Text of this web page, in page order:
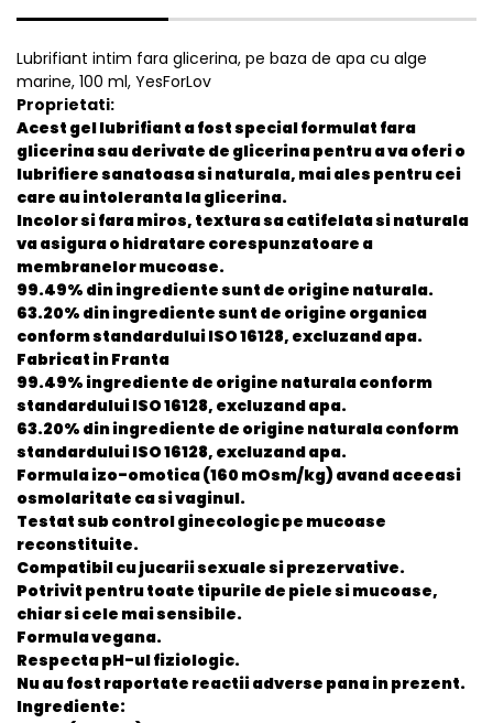
Lubrifiant intim fara glicerina, pe baza de apa cu alge
marine, 100 ml, YesForLov
Proprietati:
Acest gel lubrifiant a fost special formulat fara
glicerina sau derivate de glicerina pentru a va oferi o
lubrifiere sanatoasa si naturala, mai ales pentru cei
care au intoleranta la glicerina.
Incolor si fara miros, textura sa catifelata si naturala
va asigura o hidratare corespunzatoare a
membranelor mucoase.
99.49% din ingrediente sunt de origine naturala.
63.20% din ingrediente sunt de origine organica
conform standardului ISO 16128, excluzand apa.
Fabricat in Franta
99.49% ingrediente de origine naturala conform
standardului ISO 16128, excluzand apa.
63.20% din ingrediente de origine naturala conform
standardului ISO 16128, excluzand apa.
Formula izo-omotica (160 mOsm/kg) avand aceeasi
osmolaritate ca si vaginul.
Testat sub control ginecologic pe mucoase
reconstituite.
Compatibil cu jucarii sexuale si prezervative.
Potrivit pentru toate tipurile de piele si mucoase,
chiar si cele mai sensibile.
Formula vegana.
Respecta pH-ul fiziologic.
Nu au fost raportate reactii adverse pana in prezent.
Ingrediente: